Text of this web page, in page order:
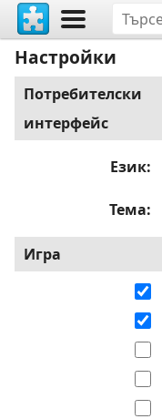
Настройки
Потребителски
интерфейс
Език
Тема
Игра